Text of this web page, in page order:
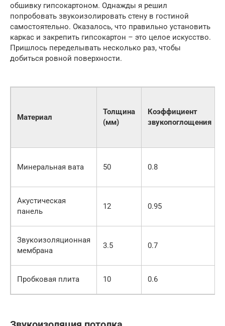
обшивку гипсокартоном. Однажды я решил
попробовать звукоизолировать стену в гостиной
самостоятельно. Оказалось, что правильно установить
каркас и закрепить гипсокартон – это целое искусство.
Пришлось переделывать несколько раз, чтобы
добиться ровной поверхности.
Материал
Толщина
(мм)
Коэффициент
звукопоглощения
Минеральная вата 50 0.8
Акустическая
панель
12 0.95
Звукоизоляционная
мембрана
3.5 0.7
Пробковая плита 10 0.6